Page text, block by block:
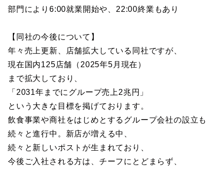
部門により6:00就業開始や、22:00終業もあり
【同社の今後について】
年々売上更新、店舗拡大している同社ですが、
現在国内125店舗（2025年5月現在）
まで拡大しており、
「2031年までにグループ売上2兆円」
という大きな目標を掲げております。
飲食事業や商社をはじめとするグループ会社の設立も
続々と進行中。新店が増える中、
続々と新しいポストが生まれており、
今後ご入社される方は、チーフにとどまらず、